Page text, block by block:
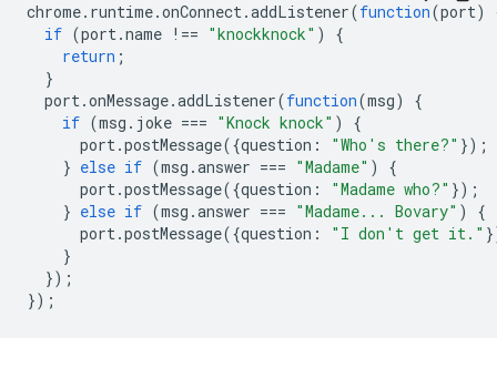
chrome. runtime.onConnect.addListener(function(port)
if (port.name !== "knockknock" )
{
return ;
}
port.onMessage.addListener(function(msg)
{
if (msg . joke === "Knock knock" )
{
port.postMessage({question : "Who's there?" });
} else if (msg .answer === "Madame" )
{
port.postMessage({question : "Madame who?" });
} else if (msg .answer === "Madame... Bovary" )
{
port.postMessage({question : "I don't get it."
}
});
});